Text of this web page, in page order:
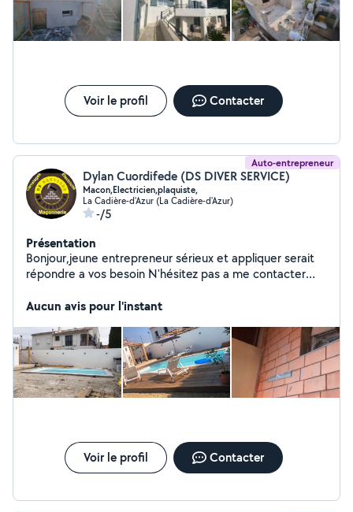
Voir le profil Contacter
Auto-entrepreneur
Dylan Cuordifede (DS DIVER SERVICE)
Macon,Electricien,plaquiste,
La Cadière-d'Azur (La Cadière-d'Azur)
-/5
Présentation
Bonjour,jeune entrepreneur sérieux et appliquer serait
répondre a vos besoin N'hésitez pas a me contacter
Aucun avis pour l'instant
Voir le profil Contacter